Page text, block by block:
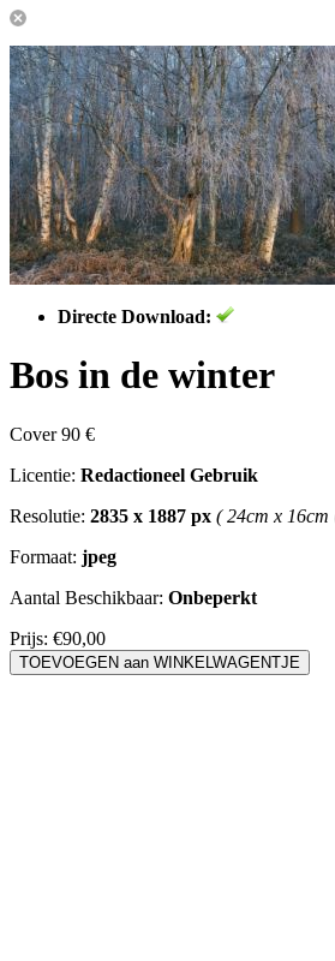
Directe Download:
Bos in de winter
Cover 90 €
Licentie: Redactioneel Gebruik
Resolutie: 2835 x 1887 px ( 24cm x
Formaat: jpeg
Aantal Beschikbaar: Onbeperkt
Prijs: €90,00